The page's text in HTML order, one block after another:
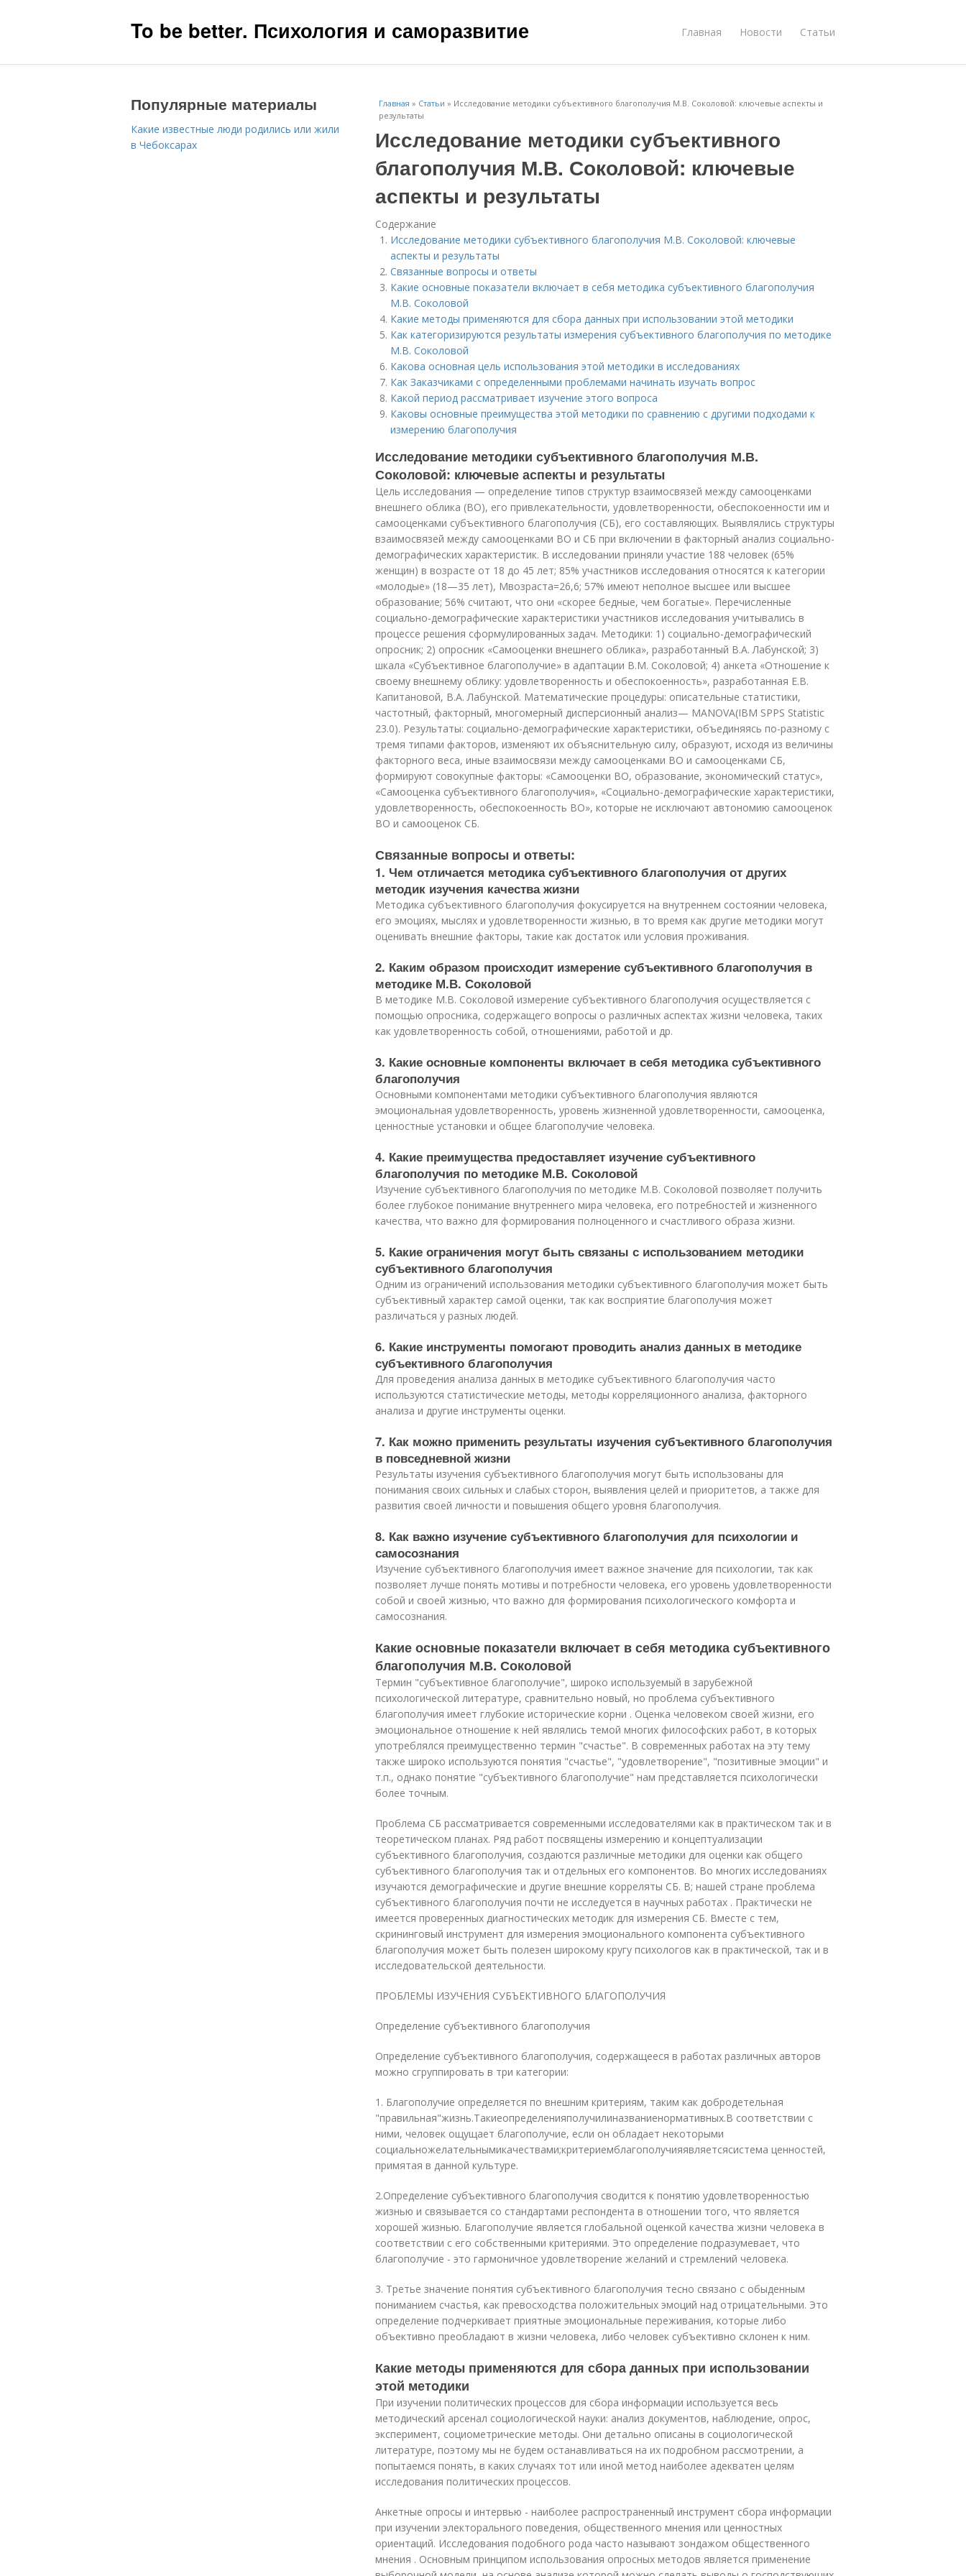
To be better. Психология и саморазвитие Главная Новости Статьи
Главная » Статьи » Исследование методики субъективного благополучия М.В. Соколовой: ключевые аспекты и
результаты
Исследование методики субъективного
благополучия М.В. Соколовой: ключевые
аспекты и результаты
Содержание
Исследование методики субъективного благополучия М.В. Соколовой: ключевые
аспекты и результаты
Связанные вопросы и ответы
Какие основные показатели включает в себя методика субъективного благополучия
М.В. Соколовой
Какие методы применяются для сбора данных при использовании этой методики
Как категоризируются результаты измерения субъективного благополучия по методике
М.В. Соколовой
Какова основная цель использования этой методики в исследованиях
Как Заказчиками с определенными проблемами начинать изучать вопрос
Какой период рассматривает изучение этого вопроса
Каковы основные преимущества этой методики по сравнению с другими подходами к
измерению благополучия
Исследование методики субъективного благополучия М.В.
Соколовой: ключевые аспекты и результаты
Цель исследования — определение типов структур взаимосвязей между самооценками
внешнего облика (ВО), его привлекательности, удовлетворенности, обеспокоенности им и
самооценками субъективного благополучия (СБ), его составляющих. Выявлялись структуры
взаимосвязей между самооценками ВО и СБ при включении в факторный анализ социально-
демографических характеристик. В исследовании приняли участие 188 человек (65%
женщин) в возрасте от 18 до 45 лет; 85% участников исследования относятся к категории
«молодые» (18—35 лет), Мвозраста=26,6; 57% имеют неполное высшее или высшее
образование; 56% считают, что они «скорее бедные, чем богатые». Перечисленные
социально-демографические характеристики участников исследования учитывались в
процессе решения сформулированных задач. Методики: 1) социально-демографический
опросник; 2) опросник «Самооценки внешнего облика», разработанный В.А. Лабунской; 3)
шкала «Субъективное благополучие» в адаптации В.М. Соколовой; 4) анкета «Отношение к
своему внешнему облику: удовлетворенность и обеспокоенность», разработанная Е.В.
Капитановой, В.А. Лабунской. Математические процедуры: описательные статистики,
частотный, факторный, многомерный дисперсионный анализ— МАNOVA(IBM SPPS Statistic
23.0). Результаты: социально-демографические характеристики, объединяясь по-разному с
тремя типами факторов, изменяют их объяснительную силу, образуют, исходя из величины
факторного веса, иные взаимосвязи между самооценками ВО и самооценками СБ,
формируют совокупные факторы: «Самооценки ВО, образование, экономический статус»,
«Самооценка субъективного благополучия», «Социально-демографические характеристики,
удовлетворенность, обеспокоенность ВО», которые не исключают автономию самооценок
ВО и самооценок СБ.
Связанные вопросы и ответы:
1. Чем отличается методика субъективного благополучия от других
методик изучения качества жизни
Методика субъективного благополучия фокусируется на внутреннем состоянии человека,
его эмоциях, мыслях и удовлетворенности жизнью, в то время как другие методики могут
оценивать внешние факторы, такие как достаток или условия проживания.
2. Каким образом происходит измерение субъективного благополучия в
методике М.В. Соколовой
В методике М.В. Соколовой измерение субъективного благополучия осуществляется с
помощью опросника, содержащего вопросы о различных аспектах жизни человека, таких
как удовлетворенность собой, отношениями, работой и др.
3. Какие основные компоненты включает в себя методика субъективного
благополучия
Основными компонентами методики субъективного благополучия являются
эмоциональная удовлетворенность, уровень жизненной удовлетворенности, самооценка,
ценностные установки и общее благополучие человека.
4. Какие преимущества предоставляет изучение субъективного
благополучия по методике М.В. Соколовой
Изучение субъективного благополучия по методике М.В. Соколовой позволяет получить
более глубокое понимание внутреннего мира человека, его потребностей и жизненного
качества, что важно для формирования полноценного и счастливого образа жизни.
5. Какие ограничения могут быть связаны с использованием методики
субъективного благополучия
Одним из ограничений использования методики субъективного благополучия может быть
субъективный характер самой оценки, так как восприятие благополучия может
различаться у разных людей.
6. Какие инструменты помогают проводить анализ данных в методике
субъективного благополучия
Для проведения анализа данных в методике субъективного благополучия часто
используются статистические методы, методы корреляционного анализа, факторного
анализа и другие инструменты оценки.
7. Как можно применить результаты изучения субъективного благополучия
в повседневной жизни
Результаты изучения субъективного благополучия могут быть использованы для
понимания своих сильных и слабых сторон, выявления целей и приоритетов, а также для
развития своей личности и повышения общего уровня благополучия.
8. Как важно изучение субъективного благополучия для психологии и
самосознания
Изучение субъективного благополучия имеет важное значение для психологии, так как
позволяет лучше понять мотивы и потребности человека, его уровень удовлетворенности
собой и своей жизнью, что важно для формирования психологического комфорта и
самосознания.
Какие основные показатели включает в себя методика субъективного
благополучия М.В. Соколовой
Термин "субъективное благополучие", широко используемый в зарубежной
психологической литературе, сравнительно новый, но проблема субъективного
благополучия имеет глубокие исторические корни . Оценка человеком своей жизни, его
эмоциональное отношение к ней являлись темой многих философских работ, в которых
употреблялся преимущественно термин "счастье". В современных работах на эту тему
также широко используются понятия "счастье", "удовлетворение", "позитивные эмоции" и
т.п., однако понятие "субъективного благополучие" нам представляется психологически
более точным.
Проблема СБ рассматривается современными исследователями как в практиче­ском так и в
теоретическом планах. Ряд работ посвящены измерению и концепту­ализации
субъективного благополучия, создаются различные методики для оценки как общего
субъективного благополучия так и отдельных его компонентов. Во многих исследованиях
изучаются демографические и другие внешние корреляты СБ. В; нашей стране проблема
субъективного благополучия почти не исследуется в научных работах . Практически не
имеется проверенных диагностических методик для из­мерения СБ. Вместе с тем,
скрининговый инструмент для измерения эмоционального компонента субъективного
благополучия может быть полезен широкому кругу психологов как в практической, так и в
исследовательской деятельности.
ПРОБЛЕМЫ ИЗУЧЕНИЯ СУБЪЕКТИВНОГО БЛАГОПОЛУЧИЯ
Определение субъективного благополучия
Определение субъективного благополучия, содержащееся в работах различных авторов
можно сгруппировать в три категории:
1. Благополучие определяется по внешним критериям, таким как добродетельная
"правильная"жизнь.Такиеопределенияполучилиназваниенормативных.В соответствии с
ними, человек ощущает благополучие, если он обладает некоторыми
социальножелательнымикачествами;критериемблагополучияявляетсясистема ценностей,
примятая в данной культуре.
2.Определение субъективного благополучия сводится к понятию удовлетво­ренностью
жизнью и связывается со стандартами респондента в отношении того, что является
хорошей жизнью. Благополучие является глобальной оценкой качества жизни человека в
соответствии с его собственными критериями. Это определение подразумевает, что
благополучие - это гармоничное удовлетворение желаний и стремлений человека.
3. Третье значение понятия субъективного благополучия тесно связано с обы­денным
пониманием счастья, как превосходства положительных эмоций над отрица­тельными. Это
определение подчеркивает приятные эмоциональные переживания, которые либо
объективно преобладают в жизни человека, либо человек субъективно склонен к ним.
Какие методы применяются для сбора данных при использовании
этой методики
При изучении политических процессов для сбора информации используется весь
методический арсенал социологической науки: анализ документов, наблюдение, опрос,
эксперимент, социометрические методы. Они детально описаны в социологической
литературе, поэтому мы не будем останавливаться на их подробном рассмотрении, а
попытаемся понять, в каких случаях тот или иной метод наиболее адекватен целям
исследования политических процессов.
Анкетные опросы и интервью - наиболее распространенный инструмент сбора информации
при изучении электорального поведения, общественного мнения или ценностных
ориентаций. Исследования подобного рода часто называют зондажом общественного
мнения . Основным принципом использования опросных методов является применение
Популярные материалы
Какие известные люди родились или жили
в Чебоксарах